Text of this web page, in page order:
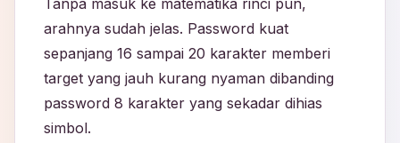
Tanpa masuk ke matematika rinci pun,
arahnya sudah jelas. Password kuat
sepanjang 16 sampai 20 karakter memberi
target yang jauh kurang nyaman dibanding
password 8 karakter yang sekadar dihias
simbol.